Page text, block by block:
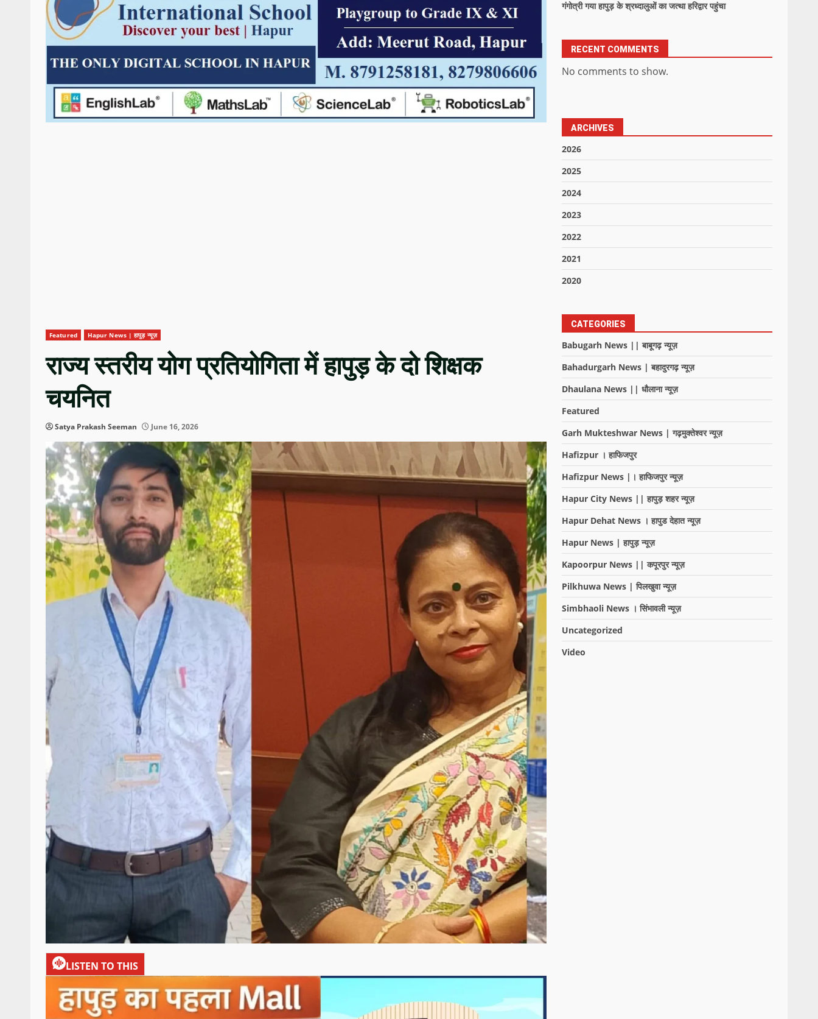
Featured Hapur News | हापुड़ न्यूज़
राज्य स्तरीय योग प्रतियोगिता में हापुड़ के दो शिक्षक
चयनित
Satya Prakash Seeman June 16, 2026
LISTEN TO THIS
गंगोत्री गया हापुड़ के श्रध्दालुओं का जत्था हरिद्वार पहुंचा
RECENT COMMENTS
No comments to show.
ARCHIVES
2026
2025
2024
2023
2022
2021
2020
CATEGORIES
Babugarh News || बाबूगढ़ न्यूज़
Bahadurgarh News | बहादुरगढ़ न्यूज़
Dhaulana News || धौलाना न्यूज़
Featured
Garh Mukteshwar News | गढ़मुक्तेश्वर न्यूज़
Hafizpur । हाफिजपुर
Hafizpur News |। हाफिजपुर न्यूज़
Hapur City News || हापुड़ शहर न्यूज़
Hapur Dehat News । हापुड देहात न्यूज़
Hapur News | हापुड़ न्यूज़
Kapoorpur News || कपूरपुर न्यूज़
Pilkhuwa News | पिलखुवा न्यूज़
Simbhaoli News । सिंभावली न्यूज़
Uncategorized
Video